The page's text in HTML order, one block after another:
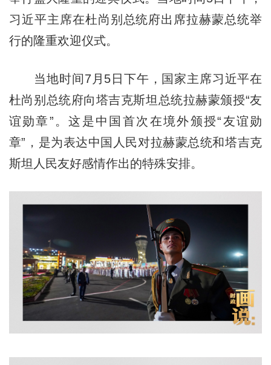
习近平主席在杜尚别总统府出席拉赫蒙总统举
行的隆重欢迎仪式。
当地时间7月5日下午，国家主席习近平在
杜尚别总统府向塔吉克斯坦总统拉赫蒙颁授“友
谊勋章”。这是中国首次在境外颁授“友谊勋
章”，是为表达中国人民对拉赫蒙总统和塔吉克
斯坦人民友好感情作出的特殊安排。